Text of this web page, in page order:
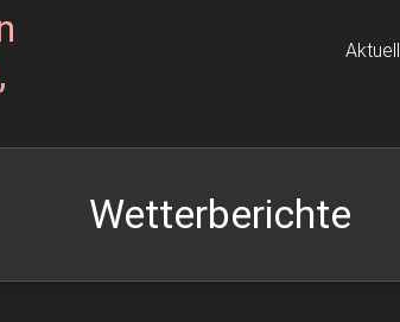
Aktuell
Wetterberichte